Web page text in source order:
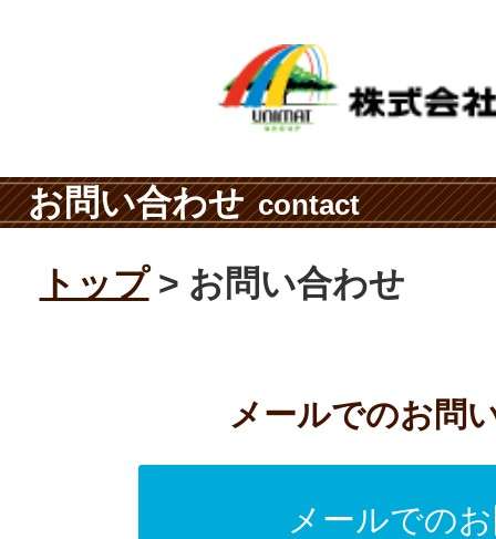
お問い合わせ contact
トップ お問い合わせ
メールでのお問
メールでの